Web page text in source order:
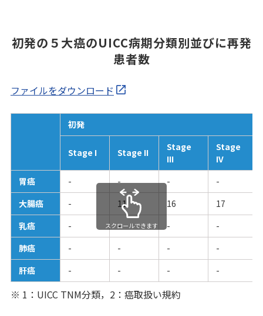
初発の５大癌のUICC病期分類別並びに再発
患者数
ファイルをダウンロード
初発
Stage I Stage II
Stage
III
Stage
IV
胃癌
- - -
-
大腸癌
- 11 16
17
乳癌
- - -
-
肺癌
- - -
-
肝癌
- - - -
スクロールできます
※ 1：UICC TNM分類，2：癌取扱い規約